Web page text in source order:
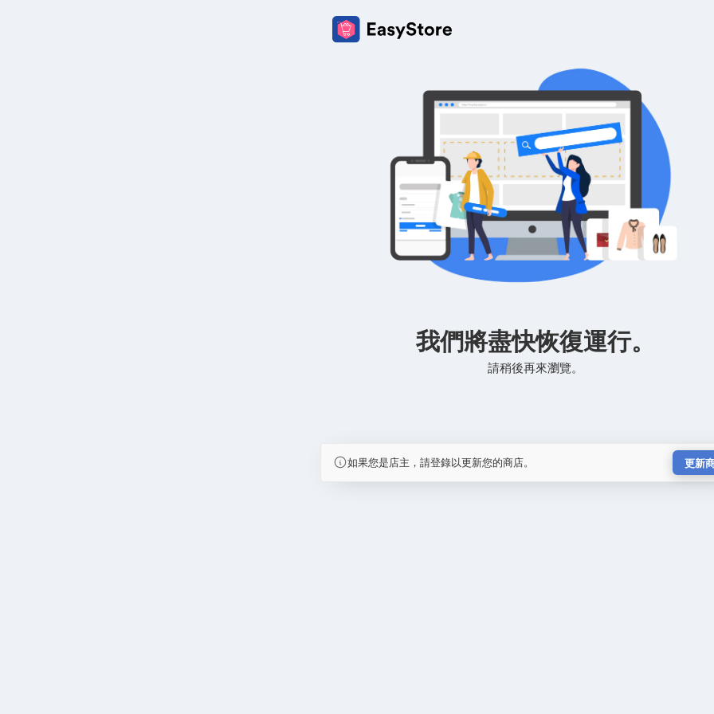
我們將盡快恢復運行。
請稍後再來瀏覽。
如果您是店主，請登錄以更新您的商店。 更新